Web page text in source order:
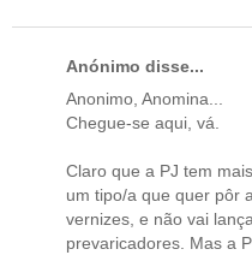
Anónimo disse...
Anonimo, Anomina...
Chegue-se aqui, vá.
Claro que a PJ tem
um tipo/a que quer pôr
vernizes, e não vai
prevaricadores. Mas a